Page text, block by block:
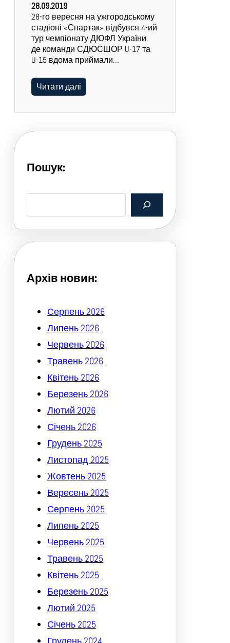
28.09.2019
28-го вересня на ужгородському
стадіоні «Спартак» відбувся 4-ий
тур чемпіонату ДЮФЛ України,
де команди СДЮСШОР U-17 та
U-15 вдома приймали…
Читати далі
Пошук:
a
c
Архів новин:
Серпень 2026
Липень 2026
Червень 2026
Травень 2026
Квітень 2026
Березень 2026
Лютий 2026
Січень 2026
Грудень 2025
Листопад 2025
Жовтень 2025
Вересень 2025
Серпень 2025
Липень 2025
Червень 2025
Травень 2025
Квітень 2025
Березень 2025
Лютий 2025
Січень 2025